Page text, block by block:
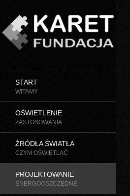
Start
Oświetlenie
Źródła światła
Projektowanie
Finansowanie
Kontakt
START
WITAMY
OŚWIETLENIE
ZASTOSOWANIA
ŹRÓDŁA ŚWIATŁA
CZYM OŚWIETLAĆ
PROJEKTOWANIE
ENERGOOSZCZĘDNE